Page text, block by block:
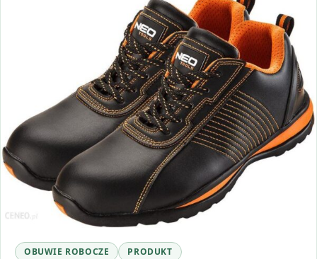
OBUWIE ROBOCZE PRODUKT